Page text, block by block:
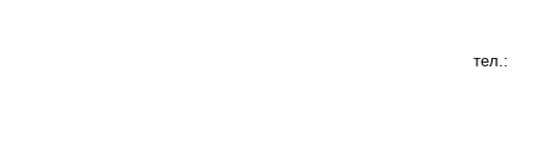
тел.: